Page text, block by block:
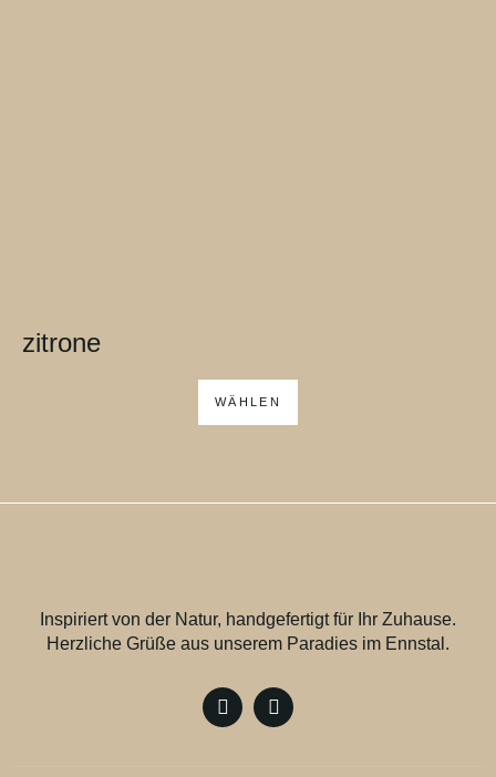
zitrone
WÄHLEN
Inspiriert von der Natur, handgefertigt für Ihr Zuhause.
Herzliche Grüße aus unserem Paradies im Ennstal.